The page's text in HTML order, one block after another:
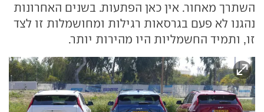
השתרך מאחור. אין כאן הפתעות. בשנים האחרונות
נהגנו לא פעם בגרסאות רגילות ומחושמלות זו לצד
זו, ותמיד החשמליות היו מהירות יותר.